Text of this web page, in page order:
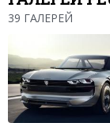
39 ГАЛЕРЕЙ